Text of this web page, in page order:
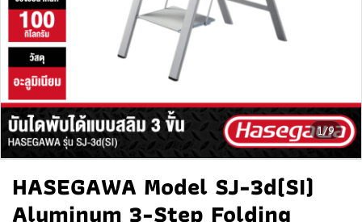
1/9
HASEGAWA Model SJ-3d(SI)
Aluminum 3-Step Folding